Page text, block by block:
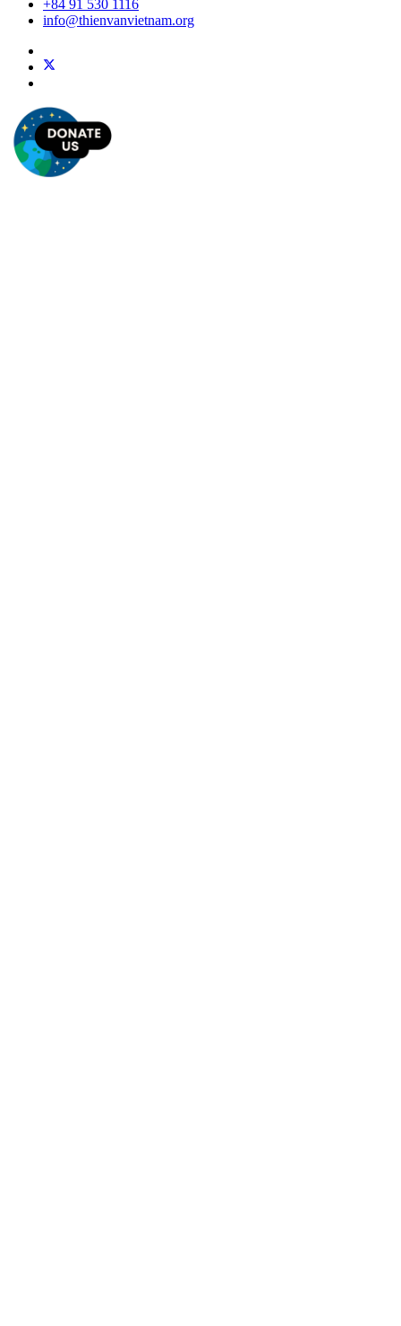
+84 91 530 1116
info@thienvanvietnam.org